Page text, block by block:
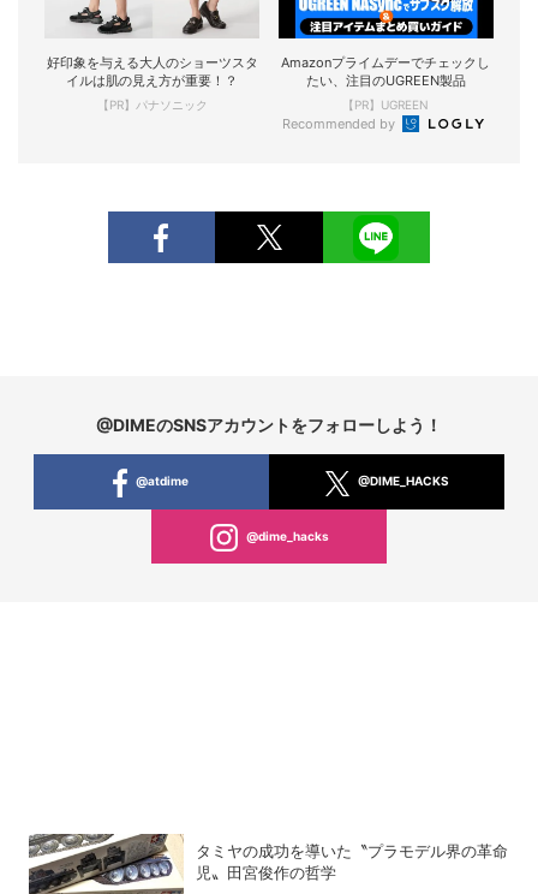
好印象を与える大人のショーツスタ
イルは肌の見え方が重要！？
【PR】パナソニック
Amazonプライムデーでチェックし
たい、注目のUGREEN製品
【PR】UGREEN
Recommended by
@DIMEのSNSアカウントをフォローしよう！
@atdime @DIME_HACKS
@dime_hacks
タミヤの成功を導いた〝プラモデル界の革命
児〟田宮俊作の哲学